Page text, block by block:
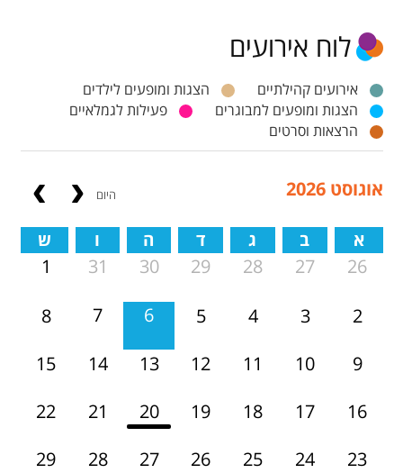
לוח אירועים
אירועים קהילתיים
הצגות ומופעים לילדים
הצגות ומופעים למבוגרים
פעילות לגמלאיים
הרצאות וסרטים
היום אוגוסט 2026
ש ו ה ד ג ב א
1 31 30 29 28 27 26
8 7 6 5 4 3
2
15
14 13 12 11 10
9
22
21 20 19 18 17
16
29
28 27 26 25 24
23